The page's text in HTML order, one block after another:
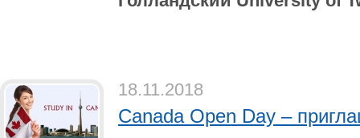
18.11.2018
Canada Open Day –